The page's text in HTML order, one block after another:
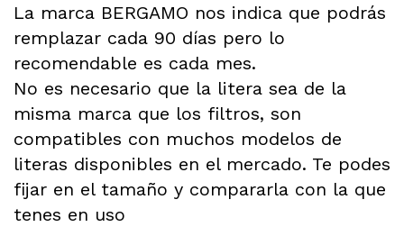
La marca BERGAMO nos indica que podrás
remplazar cada 90 días pero lo
recomendable es cada mes.
No es necesario que la litera sea de la
misma marca que los filtros, son
compatibles con muchos modelos de
literas disponibles en el mercado. Te podes
fijar en el tamaño y compararla con la que
tenes en uso